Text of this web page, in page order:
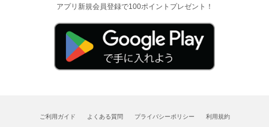
アプリ新規会員登録で100ポイントプレゼント！
ご利用ガイド よくある質問 プライバシーポリシー 利用規約